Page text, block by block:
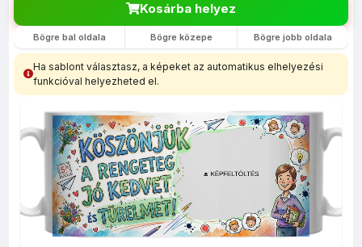
Bögrék
Fényképes
egérpadok
(40x60)
tolltartó
szatyor
Kosárba helyez
Bögre bal oldala Bögre közepe Bögre jobb oldala
Ha sablont választasz, a képeket az automatikus elhelyezési
funkcióval helyezheted el.